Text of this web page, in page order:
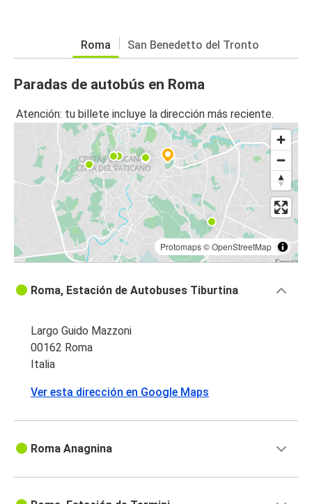
Roma San Benedetto del Tronto
Paradas de autobús en Roma
Atención: tu billete incluye la dirección más reciente.
Protomaps©OpenStreetMap
Roma, Estación de Autobuses Tiburtina
Largo Guido Mazzoni
00162 Roma
Italia
Ver esta dirección en Google Maps
Roma Anagnina